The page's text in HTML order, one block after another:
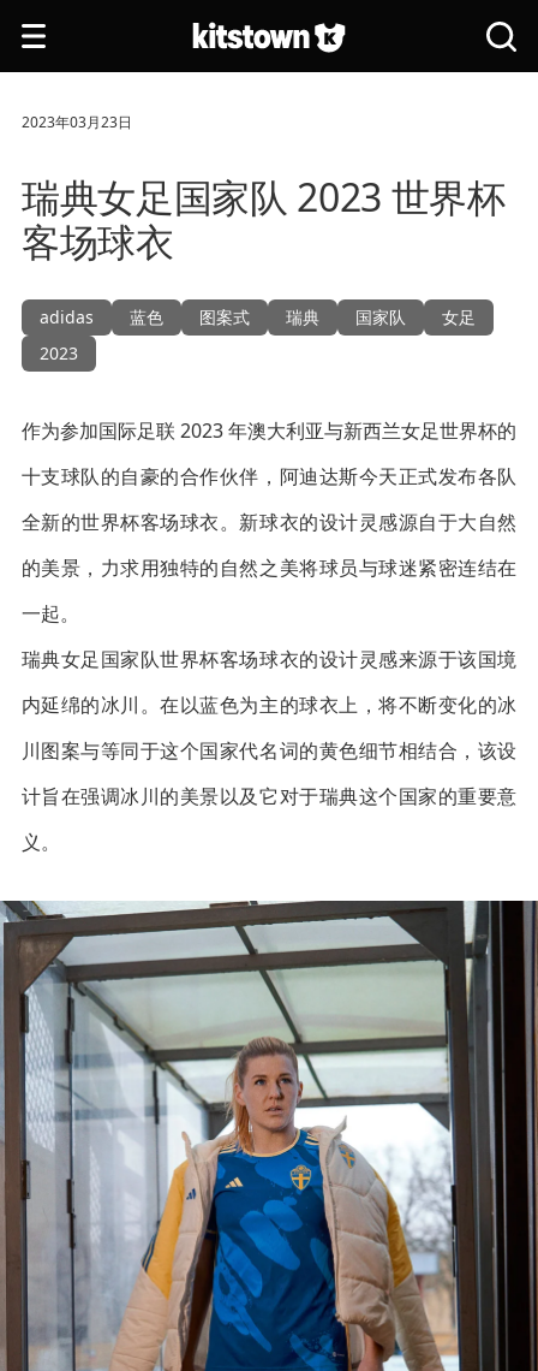
打
开
航
搜
索
2023年03月23日
瑞典女足国家队 2023 世界杯
客场球衣
adidas 蓝色 图案式 瑞典 国家队
女足
2023
作为参加国际足联 2023 年澳大利亚与新西兰女足世界杯的
十支球队的自豪的合作伙伴，阿迪达斯今天正式发布各队
全新的世界杯客场球衣。新球衣的设计灵感源自于大自然
的美景，力求用独特的自然之美将球员与球迷紧密连结在
一起。
瑞典女足国家队世界杯客场球衣的设计灵感来源于该国境
内延绵的冰川。在以蓝色为主的球衣上，将不断变化的冰
川图案与等同于这个国家代名词的黄色细节相结合，该设
计旨在强调冰川的美景以及它对于瑞典这个国家的重要意
义。